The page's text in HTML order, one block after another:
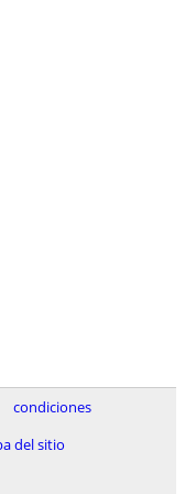
condiciones
del sitio